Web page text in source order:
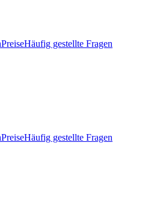
PreiseHäufig gestellte Fragen
PreiseHäufig gestellte Fragen